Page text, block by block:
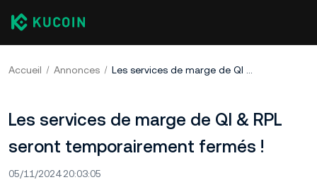
Accueil Annonces Les services de marge de QI & RPL seront temporairement fermés !
Les services de marge de QI & RPL
seront temporairement fermés !
05/11/2024 20:03:05